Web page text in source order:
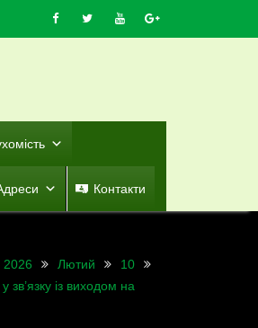
Контакти
2026 Лютий
10
зв’язку із виходом на